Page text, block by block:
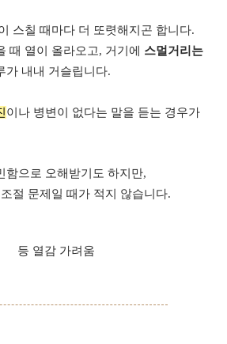
스칠 때마다 더 또렷해지곤 합니다.
때 열이 올라오고, 거기에 스멀거리는
가 내내 거슬립니다.
이나 병변이 없다는 말을 듣는 경우가
함으로 오해받기도 하지만,
절 문제일 때가 적지 않습니다.